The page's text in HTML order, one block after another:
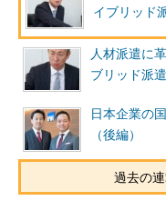
イブリッド
人材派遣に
ブリッド派
日本企業の
（後編）
過去の